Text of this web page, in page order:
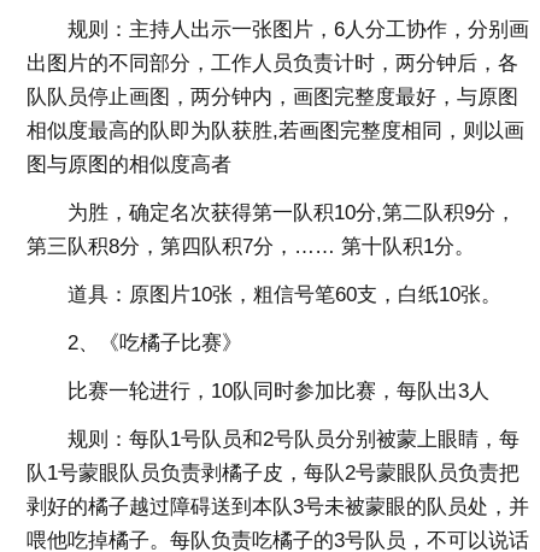
规则：主持人出示一张图片，6人分工协作，分别画
出图片的不同部分，工作人员负责计时，两分钟后，各
队队员停止画图，两分钟内，画图完整度最好，与原图
相似度最高的队即为队获胜,若画图完整度相同，则以画
图与原图的相似度高者
为胜，确定名次获得第一队积10分,第二队积9分，
第三队积8分，第四队积7分，…… 第十队积1分。
道具：原图片10张，粗信号笔60支，白纸10张。
2、《吃橘子比赛》
比赛一轮进行，10队同时参加比赛，每队出3人
规则：每队1号队员和2号队员分别被蒙上眼睛，每
队1号蒙眼队员负责剥橘子皮，每队2号蒙眼队员负责把
剥好的橘子越过障碍送到本队3号未被蒙眼的队员处，并
喂他吃掉橘子。每队负责吃橘子的3号队员，不可以说话